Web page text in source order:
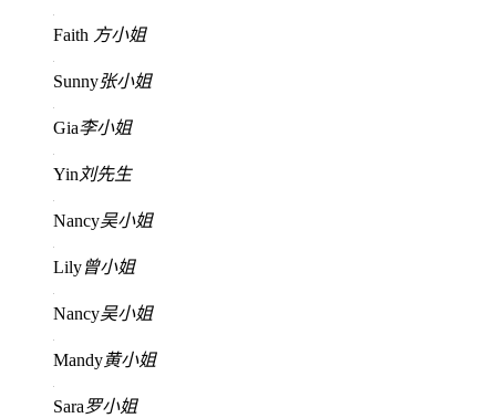
Faith 方小姐
Sunny张小姐
Gia李小姐
Yin 刘先生
Nancy吴小姐
Lily曾小姐
Nancy吴小姐
Mandy黄小姐
Sara罗小姐